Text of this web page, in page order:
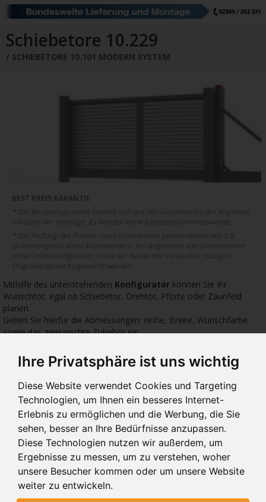
Ihre Privatsphäre ist uns wichtig
Diese Website verwendet Cookies und Targeting
Technologien, um Ihnen ein besseres Internet-
Erlebnis zu ermöglichen und die Werbung, die Sie
sehen, besser an Ihre Bedürfnisse anzupassen.
Diese Technologien nutzen wir außerdem, um
Ergebnisse zu messen, um zu verstehen, woher
unsere Besucher kommen oder um unsere Website
weiter zu entwickeln.
Schiebetore Industrie
Download
Industrie Zaunsysteme
Schranken
Referenzen
Schiebetore 10.229
SCHIEBETORE 10.101 MODERN SYSTEM
BEST PREIS GARANTIE
inklusive der Montage. Es werden keine Einzelpositionen bewertet.
* Die Prüfung des Preises muss unsererseits gewährleistet sein z.B.
Onlinevergleich eines Mitbewerbers. Bei Angeboten von Unternehmen
Originalangebot eingereicht werden.
Mithilfe des untenstehenden Konfigurator können Sie Ihr
Wunschtor, egal ob Schiebetor, Drehtor, Pforte oder Zaunfeld
planen.
Geben Sie hierfür die Abmessungen: Höhe, Breite, Wunschfarbe
sowie das gewünschte Zubehör ein.
10.229
SCHIEBETORE 10.229
3306 €
10.00
SCHIEBETORE 10.00
1774 €